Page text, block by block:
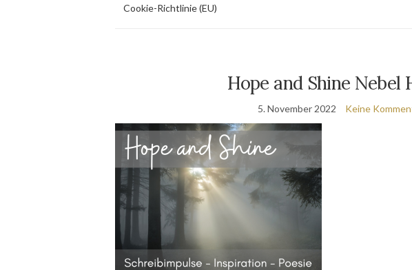
Cookie-Richtlinie (EU)
Hope and Shine Nebel
5. November 2022 Keine